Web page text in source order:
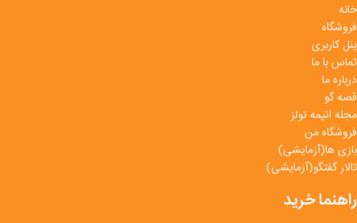
خانه
فروشگاه
پنل کاربری
تماس با ما
درباره ما
قصه گو
مجله انیمه تولز
فروشگاه من
بازی ها(آزمایشی)
تالار گفتگو(آزمایشی)
راهنما خرید